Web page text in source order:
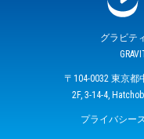
グラビテ
〒104-0032 東京都
2F, 3-14-4,
プライバシー